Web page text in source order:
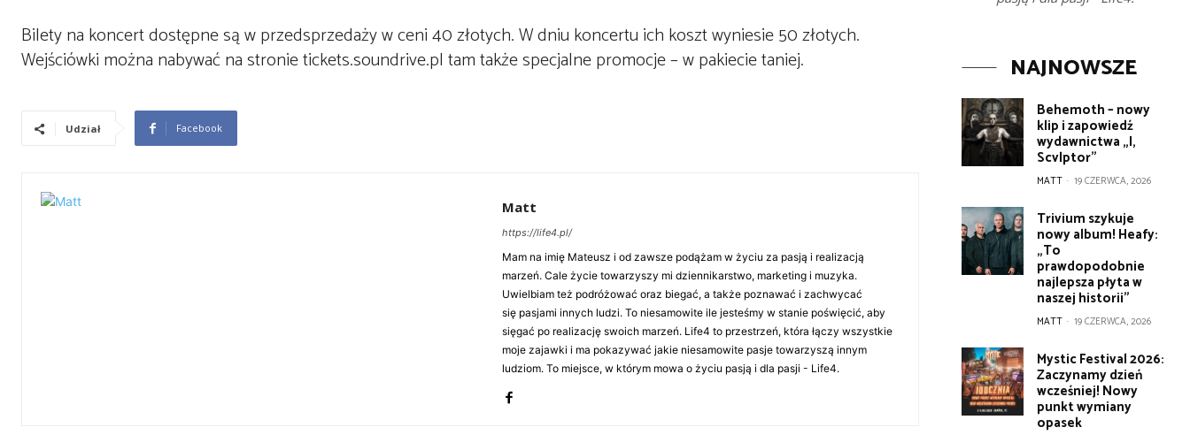
Bilety na koncert dostępne są w przedsprzedaży w ceni 40 złotych. W dniu koncertu ich koszt wyniesie 50 złotych.
Wejściówki można nabywać na stronie tickets.soundrive.pl tam także specjalne promocje – w pakiecie taniej.
Udział Facebook
Matt
https://life4.pl/
Mam na imię Mateusz i od zawsze podążam w życiu za pasją i realizacją
marzeń. Cale życie towarzyszy mi dziennikarstwo, marketing i muzyka.
Uwielbiam też podróżować oraz biegać, a także poznawać i zachwycać
się pasjami innych ludzi. To niesamowite ile jesteśmy w stanie poświęcić, aby
sięgać po realizację swoich marzeń. Life4 to przestrzeń, która łączy wszystkie
moje zajawki i ma pokazywać jakie niesamowite pasje towarzyszą innym
ludziom. To miejsce, w którym mowa o życiu pasją i dla pasji - Life4.
NAJNOWSZE
Behemoth – nowy
klip i zapowiedź
wydawnictwa „I,
Scvlptor”
MATT - 19 CZERWCA, 2026
Trivium szykuje
nowy album! Heafy:
„To
prawdopodobnie
najlepsza płyta w
naszej historii”
MATT - 19 CZERWCA, 2026
Mystic Festival 2026:
Zaczynamy dzień
wcześniej! Nowy
punkt wymiany
opasek